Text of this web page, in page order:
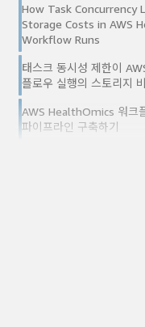
How Task Concurrency
Storage Costs in AWS
Workflow Runs
태스크 동시성 제한이
플로우 실행의 스토리지
AWS HealthOmics 워크
파이프라인 구축하기